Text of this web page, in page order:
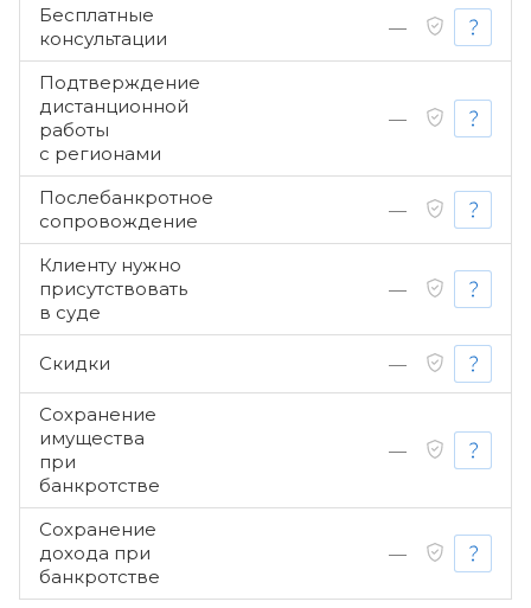
Бесплатные
консультации
—
Подтверждение
дистанционной
работы
с регионами
—
Послебанкротное
сопровождение
—
Клиенту нужно
присутствовать
в суде
—
Скидки —
Сохранение
имущества
при
банкротстве
—
Сохранение
дохода при
банкротстве
—